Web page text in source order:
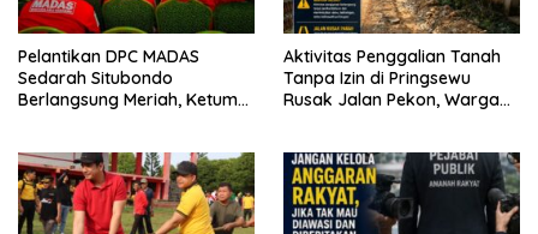
Pelantikan DPC MADAS
Sedarah Situbondo
Berlangsung Meriah, Ketum
Masyarakat
Aktivitas Penggalian Tanah
Tanpa Izin di Pringsewu
Rusak Jalan Pekon, Warga